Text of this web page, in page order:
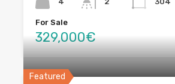
For Sale
329,000€
Featured